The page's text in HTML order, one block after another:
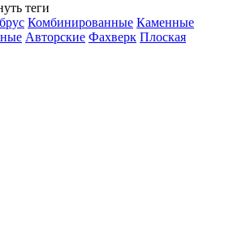
теги
Комбинированные Каменные
Авторские Фахверк Плоская